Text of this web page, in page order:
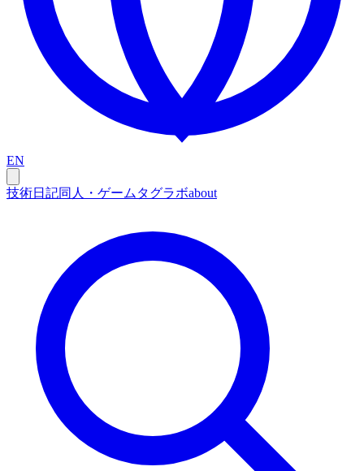
EN
技術日記同人・ゲーム タグラボabout